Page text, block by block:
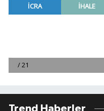
Trend Haberler